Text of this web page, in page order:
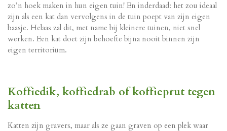
zo’n hoek maken in hun eigen tuin! En inderdaad: het zou ideaal
zijn als een kat dan vervolgens in de tuin poept van zijn eigen
baasje. Helaas zal dit, met name bij kleinere tuinen, niet snel
werken. Een kat doet zijn behoefte bijna nooit binnen zijn
eigen territorium.
Koffiedik, koffiedrab of koffieprut tegen
katten
Katten zijn gravers, maar als ze gaan graven op een plek waar